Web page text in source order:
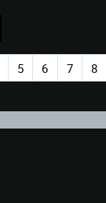
5 6 7 8